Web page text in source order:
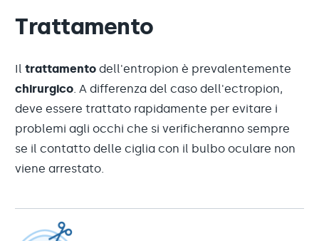
Trattamento
Il trattamento dell'entropion è prevalentemente
chirurgico. A differenza del caso dell'ectropion,
deve essere trattato rapidamente per evitare i
problemi agli occhi che si verificheranno sempre
se il contatto delle ciglia con il bulbo oculare non
viene arrestato.